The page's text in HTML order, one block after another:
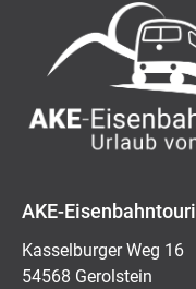
AKE-
Kasselburger Weg 16
54568 Gerolstein